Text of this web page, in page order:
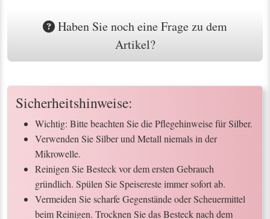
Haben Sie noch eine Frage zu dem
Artikel?
Sicherheitshinweise:
Wichtig: Bitte beachten Sie die Pflegehinweise für Silber.
Verwenden Sie Silber und Metall niemals in der
Mikrowelle.
Reinigen Sie Besteck vor dem ersten Gebrauch
gründlich. Spülen Sie Speisereste immer sofort ab.
Vermeiden Sie scharfe Gegenstände oder Scheuermittel
beim Reinigen. Trocknen Sie das Besteck nach dem